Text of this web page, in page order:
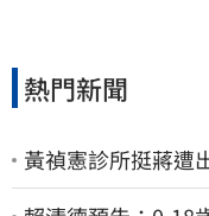
熱門新聞
黃禎憲診所挺蔣